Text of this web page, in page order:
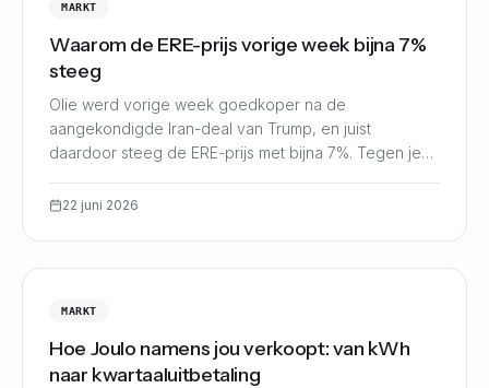
MARKT
Waarom de ERE-prijs vorige week bijna 7%
steeg
Olie werd vorige week goedkoper na de
aangekondigde Iran-deal van Trump, en juist
daardoor steeg de ERE-prijs met bijna 7%. Tegen je
voor jouw uitbetaling betekent.
22 juni 2026
MARKT
Hoe Joulo namens jou verkoopt: van kWh
naar kwartaaluitbetaling